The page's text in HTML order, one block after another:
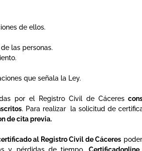
de ellos.
las personas.
que señala la Ley.
por el Registro Civil de Cáceres
. Para realizar la solicitud de
de cita previa.
al Registro Civil de Cáceres